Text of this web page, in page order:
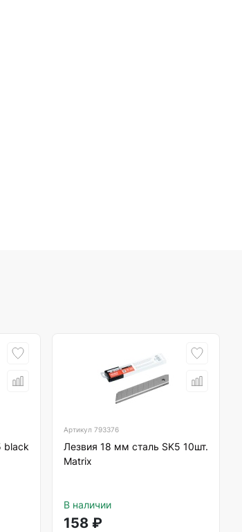
black
Артикул 793376
Лезвия 18 мм сталь SK5 10шт.
Matrix
В наличии
158₽